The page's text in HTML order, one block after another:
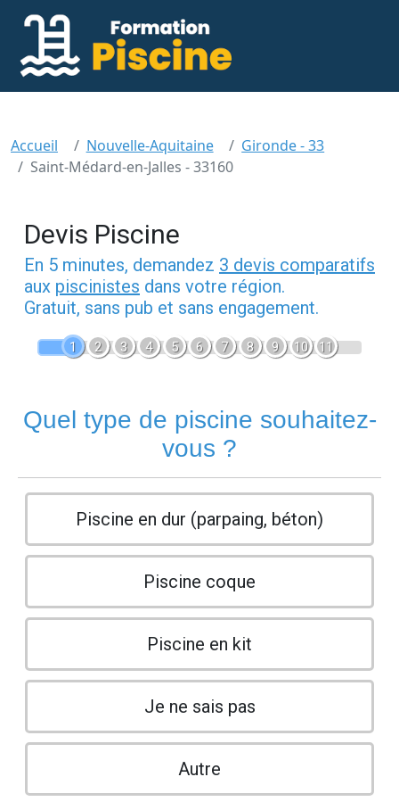
Accueil Nouvelle-Aquitaine
Gironde - 33
Saint-Médard-en-Jalles - 33160
Devis Piscine
En 5 minutes, demandez 3 devis comparatifs
aux piscinistes dans votre région.
Gratuit, sans pub et sans engagement.
1 2 3 4 5 6 7 8 9 10 11
Quel type de piscine souhaitez-
vous ?
Piscine en dur (parpaing, béton)
Piscine coque
Piscine en kit
Je ne sais pas
Autre